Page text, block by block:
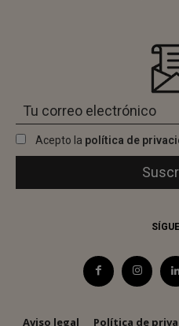
Acepto la política de
Aviso legal Política de